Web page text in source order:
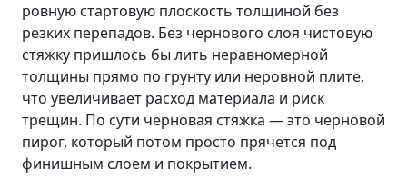
ровную стартовую плоскость толщиной без
резких перепадов. Без чернового слоя чистовую
стяжку пришлось бы лить неравномерной
толщины прямо по грунту или неровной плите,
что увеличивает расход материала и риск
трещин. По сути черновая стяжка — это черновой
пирог, который потом просто прячется под
финишным слоем и покрытием.